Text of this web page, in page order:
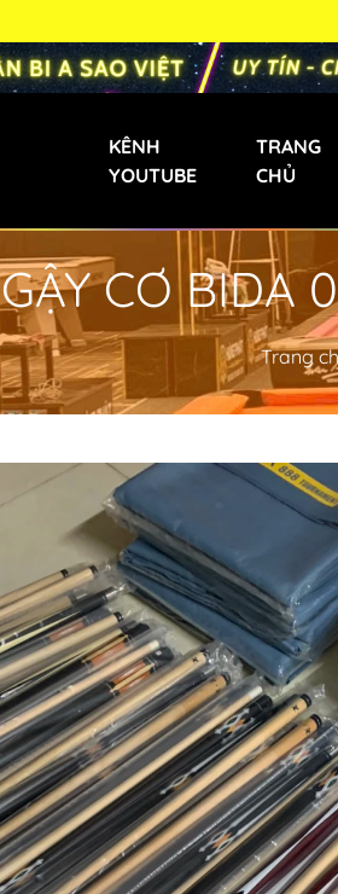
KÊNH
YOUTUBE
TRANG
CHỦ
Bàn Bi-a Phăng
Bàn Bida Phăng Mini
Bàn Bi-a Gia Đình
Bàn Bi-a Trẻ Em
Bàn Bi-a Liên Doanh
Bàn Bi-a Dragon
Bàn Bi-a Thi Đấu
Vải nỉ trải bàn Bi-a
Quấn chỉ cơ bida
Bo đầu cơ bida
Bọc da cơ bida
Phụ kiện BiDa
Găng tay Bida
GẬY CƠ BIDA
Trang